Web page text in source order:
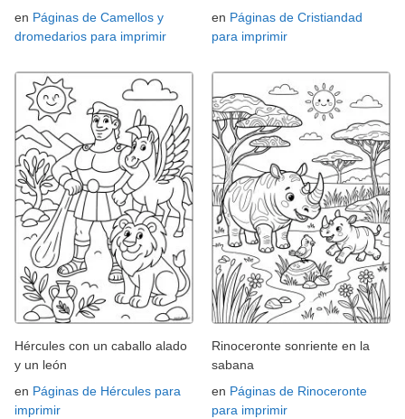
en Páginas de Camellos y
dromedarios para imprimir
en Páginas de Cristiandad
para imprimir
Hércules con un caballo alado
y un león
en Páginas de Hércules para
imprimir
Rinoceronte sonriente en la
sabana
en Páginas de Rinoceronte
para imprimir